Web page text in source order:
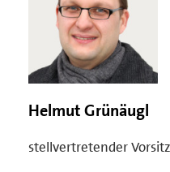
Helmut Grünäugl
stellvertretender